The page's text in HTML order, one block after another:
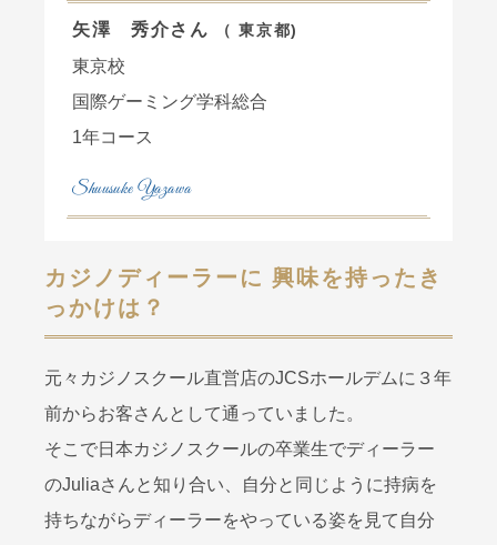
矢澤 秀介さん （ 東京都)
東京校
国際ゲーミング学科総合
1年コース
Shuusuke Yazawa
カジノディーラーに 興味を持ったき
っかけは？
元々カジノスクール直営店のJCSホールデムに３年
前からお客さんとして通っていました。
そこで日本カジノスクールの卒業生でディーラー
のJuliaさんと知り合い、自分と同じように持病を
持ちながらディーラーをやっている姿を見て自分